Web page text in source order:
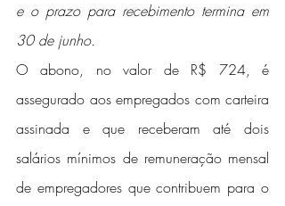
e o prazo para recebimento termina em
30 de junho.
O abono, no valor de R$ 724, é
assegurado aos empregados com carteira
assinada e que receberam até dois
salários mínimos de remuneração mensal
de empregadores que contribuem para o